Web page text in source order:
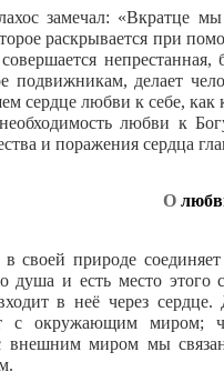
замечал: «Вкратце
раскрывается при
подвижникам, делает
сердце любви к себе, как
любви к
и поражения сердца
О
своей природе
душа и есть место
в неё через
с окружающим
внешним миром мы